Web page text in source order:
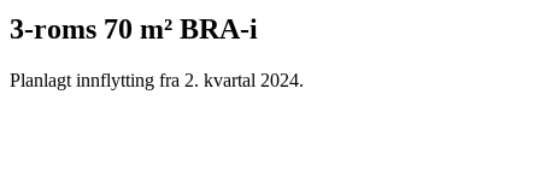
3-roms 70 m² BRA-i
Planlagt innflytting fra 2. kvartal 2024.